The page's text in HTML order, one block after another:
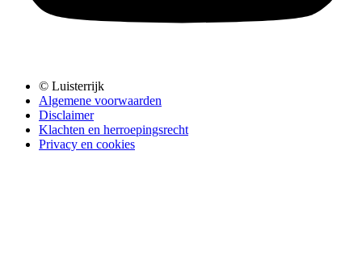
© Luisterrijk
Algemene voorwaarden
Disclaimer
Klachten en herroepingsrecht
Privacy en cookies